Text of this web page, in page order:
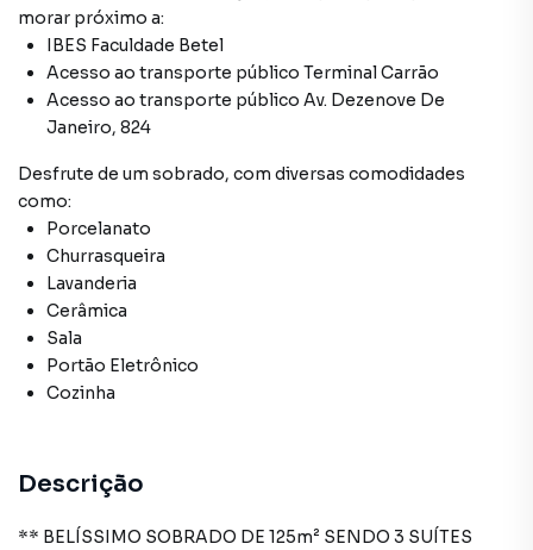
morar próximo a:
IBES Faculdade Betel
Acesso ao transporte público Terminal Carrão
Acesso ao transporte público Av. Dezenove De
Janeiro, 824
Desfrute de um sobrado, com diversas comodidades
como:
Porcelanato
Churrasqueira
Lavanderia
Cerâmica
Sala
Portão Eletrônico
Cozinha
Descrição
** BELÍSSIMO SOBRADO DE 125m² SENDO 3 SUÍTES